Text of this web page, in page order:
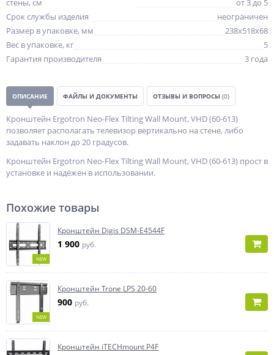
стены, см
от 3 до 5
Срок службы изделия
неограничен
Размер в упаковке, мм
238x518x68
Вес в упаковке, кг
5
Гарантия производителя
3 года
ОПИСАНИЕ ФАЙЛЫ И ДОКУМЕНТЫ ОТЗЫВЫ И ВОПРОСЫ (0)
Кронштейн Ergotron Neo-Flex Tilting Wall Mount, VHD (60-613)
позволяет располагать телевизор вертикально на стене, либо
задавать наклон до 20 градусов.
Кронштейн Ergotron Neo-Flex Tilting Wall Mount, VHD (60-613) прост в
установке и надёжен в использовании.
Похожие товары
NEW
Кронштейн Digis DSM-E4544F
1 900 руб.
NEW
Кронштейн Trone LPS 20-60
900 руб.
Кронштейн iTECHmount P4F